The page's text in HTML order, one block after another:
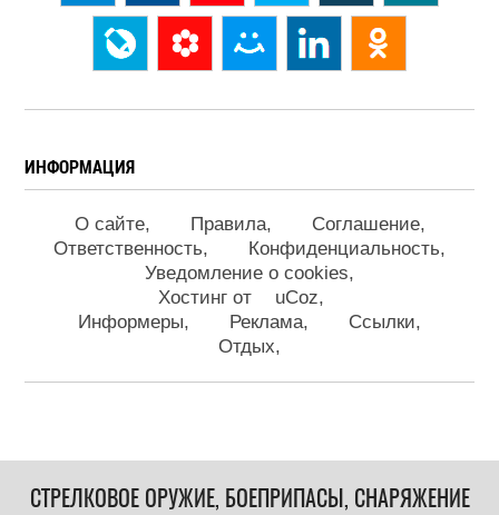
ИНФОРМАЦИЯ
О сайте Правила
Соглашение
Ответственность
Конфиденциальность
Уведомление о cookies
Хостинг от
uCoz
Информеры
Реклама
Ссылки
Отдых
СТРЕЛКОВОЕ ОРУЖИЕ, БОЕПРИПАСЫ, СНАРЯЖЕНИЕ